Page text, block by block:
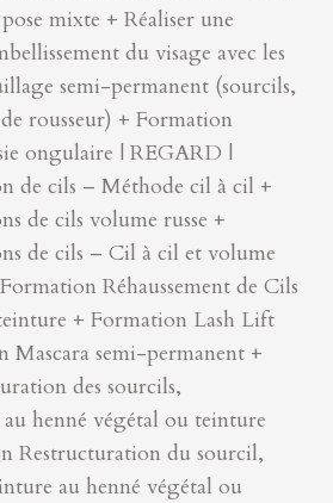
mixte + Réaliser une
du visage avec les
semi-permanent (sourcils,
rousseur) + Formation
ongulaire | REGARD |
de cils – Méthode cil à cil +
de cils volume russe +
de cils – Cil à cil et volume
Réhaussement de Cils
+ Formation Lash Lift
Mascara semi-permanent +
des sourcils,
henné végétal ou teinture
Restructuration du sourcil,
au henné végétal ou